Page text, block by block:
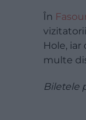
În
Hole,
multe
Biletele